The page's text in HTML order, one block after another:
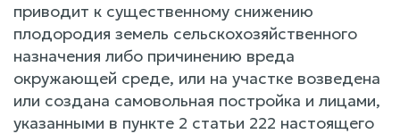
приводит к существенному снижению
плодородия земель сельскохозяйственного
назначения либо причинению вреда
окружающей среде, или на участке возведена
или создана самовольная постройка и лицами,
указанными в пункте 2 статьи 222 настоящего